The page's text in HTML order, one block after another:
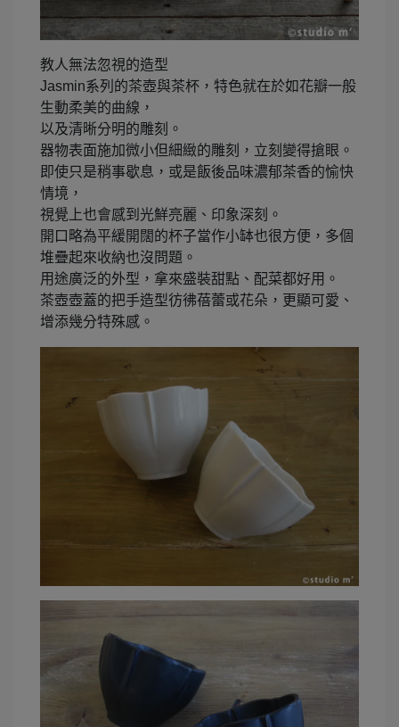
教人無法忽視的造型
Jasmin系列的茶壺與茶杯，特色就在於如花瓣一般
生動柔美的曲線，
以及清晰分明的雕刻。
器物表面施加微小但細緻的雕刻，立刻變得搶眼。
即使只是稍事歇息，或是飯後品味濃郁茶香的愉快
情境，
視覺上也會感到光鮮亮麗、印象深刻。
開口略為平緩開闊的杯子當作小缽也很方便，多個
堆疊起來收納也沒問題。
用途廣泛的外型，拿來盛裝甜點、配菜都好用。
茶壺壺蓋的把手造型彷彿蓓蕾或花朵，更顯可愛、
增添幾分特殊感。